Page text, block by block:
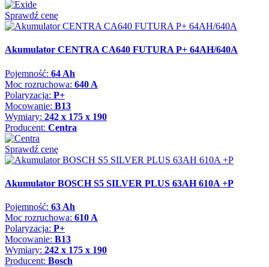
Sprawdź cenę
Akumulator CENTRA CA640 FUTURA P+ 64AH/640A
Pojemność: 64 Ah
Moc rozruchowa: 640 A
Polaryzacja: P+
Mocowanie: B13
Wymiary: 242 x 175 x 190
Producent: Centra
Sprawdź cenę
Akumulator BOSCH S5 SILVER PLUS 63AH 610A +P
Pojemność: 63 Ah
Moc rozruchowa: 610 A
Polaryzacja: P+
Mocowanie: B13
Wymiary: 242 x 175 x 190
Producent: Bosch